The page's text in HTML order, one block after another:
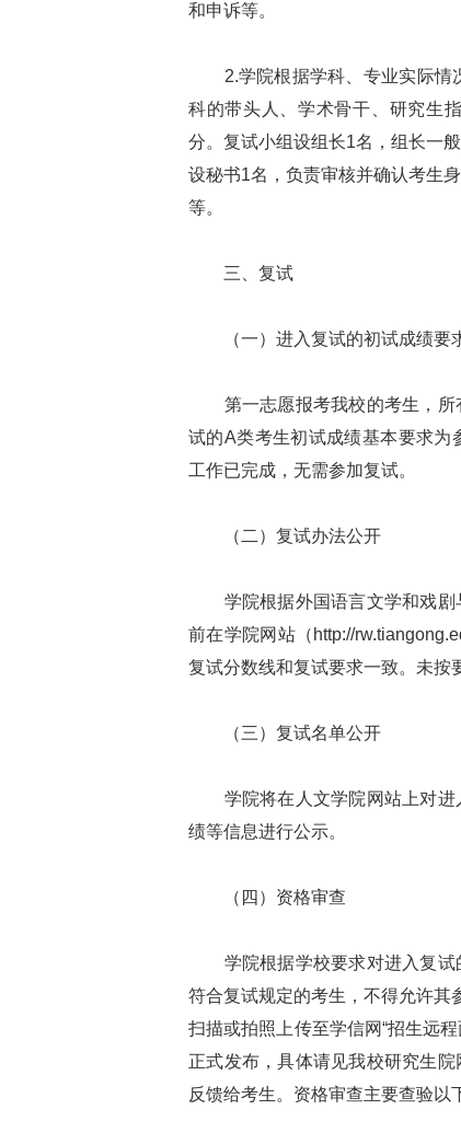
和申诉等。
2.学院根据学科、专业实际情
科的带头人、学术骨干、研究生
分。复试小组设组长1名，组长一
设秘书1名，负责审核并确认考生
等。
三、复试
（一）进入复试的初试成绩要
第一志愿报考我校的考生，所
试的A类考生初试成绩基本要求为
工作已完成，无需参加复试。
（二）复试办法公开
学院根据外国语言文学和戏剧
前在学院网站（http://
复试分数线和复试要求一致。未按
（三）复试名单公开
学院将在人文学院网站上对进
绩等信息进行公示。
（四）资格审查
学院根据学校要求对进入复试
符合复试规定的考生，不得允许其
扫描或拍照上传至学信网“招生远
正式发布，具体请见我校研究生
反馈给考生。资格审查主要查验以